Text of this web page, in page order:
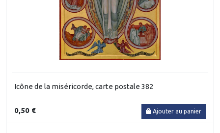
Icône de la miséricorde, carte postale 382
0,50 € Ajouter au panier